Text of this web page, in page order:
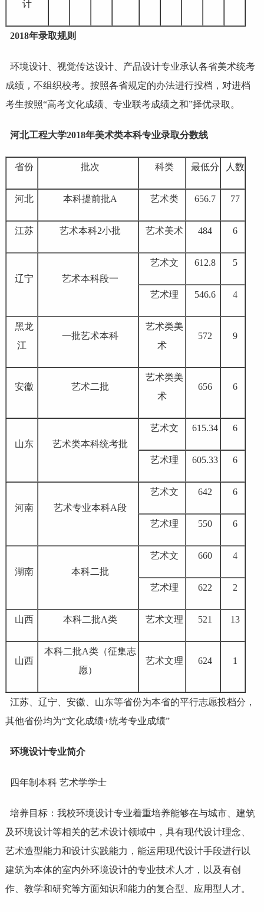
计
2018年录取规则
环境设计、视觉传达设计、产品设计专业承认各省美术统考
成绩，不组织校考。按照各省规定的办法进行投档，对进档
考生按照“高考文化成绩、专业联考成绩之和”择优录取。
河北工程大学2018年美术类本科专业录取分数线
省份 批次 科类 最低分 人数
河北 本科提前批A 艺术类 656.7 77
江苏 艺术本科2小批 艺术美术 484 6
辽宁 艺术本科段一
艺术文 612.8 5
艺术理 546.6 4
黑龙
江
一批艺术本科
艺术类美
术
572 9
安徽 艺术二批
艺术类美
术
656 6
山东 艺术类本科统考批
艺术文 615.34 6
艺术理 605.33 6
河南 艺术专业本科A段
艺术文 642 6
艺术理 550 6
湖南 本科二批
艺术文 660 4
艺术理 622 2
山西 本科二批A类 艺术文理 521 13
山西
本科二批A类（征集志
愿）
艺术文理 624 1
江苏、辽宁、安徽、山东等省份为本省的平行志愿投档分，
其他省份均为“文化成绩+统考专业成绩”
环境设计专业简介
四年制本科 艺术学学士
培养目标：我校环境设计专业着重培养能够在与城市、建筑
及环境设计等相关的艺术设计领域中，具有现代设计理念、
艺术造型能力和设计实践能力，能运用现代设计手段进行以
建筑为本体的室内外环境设计的专业技术人才，以及有创
作、教学和研究等方面知识和能力的复合型、应用型人才。